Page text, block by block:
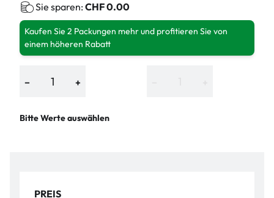
Sie sparen: CHF 0.00
Kaufen Sie 2 Packungen mehr und profitieren Sie von
einem höheren Rabatt
− +
Bitte Werte auswählen
PREIS